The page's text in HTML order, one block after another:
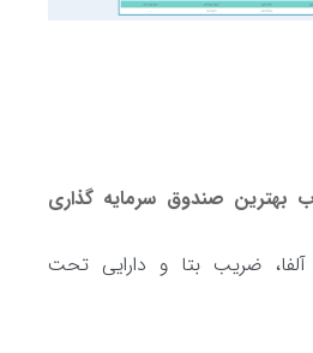
بهترین صندوق سرمایه گذاری
ضریب بتا و دارایی تحت